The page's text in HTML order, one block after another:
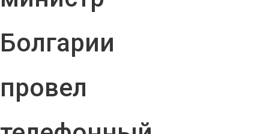
Болгарии
провел